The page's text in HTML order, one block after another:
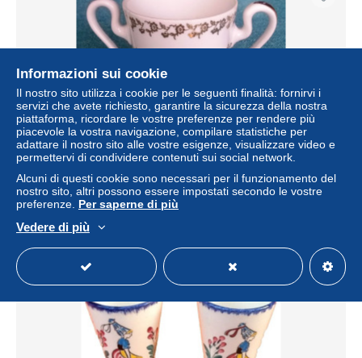
Tasse double anse Porcelaine Limoges
± 13,83 USD
Stato
Informazioni sui cookie
Il nostro sito utilizza i cookie per le seguenti finalità: fornirvi i
servizi che avete richiesto, garantire la sicurezza della nostra
piattaforma, ricordare le vostre preferenze per rendere più
piacevole la vostra navigazione, compilare statistiche per
adattare il nostro sito alle vostre esigenze, visualizzare video e
permettervi di condividere contenuti sui social network.
Alcuni di questi cookie sono necessari per il funzionamento del
nostro sito, altri possono essere impostati secondo le vostre
preferenze. Per saperne di più
Vedere di più